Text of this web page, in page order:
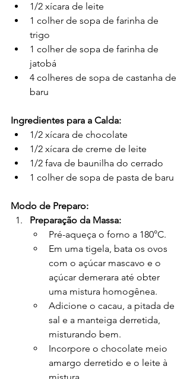
1/2 xícara de leite
1 colher de sopa de farinha de
trigo
1 colher de sopa de farinha de
jatobá
4 colheres de sopa de castanha de
baru
Ingredientes para a Calda:
1/2 xícara de chocolate
1/2 xícara de creme de leite
1/2 fava de baunilha do cerrado
1 colher de sopa de pasta de baru
Modo de Preparo:
Preparação da Massa:
Pré-aqueça o forno a 180°C.
Em uma tigela, bata os ovos
com o açúcar mascavo e o
açúcar demerara até obter
uma mistura homogênea.
Adicione o cacau, a pitada de
sal e a manteiga derretida,
misturando bem.
Incorpore o chocolate meio
amargo derretido e o leite à